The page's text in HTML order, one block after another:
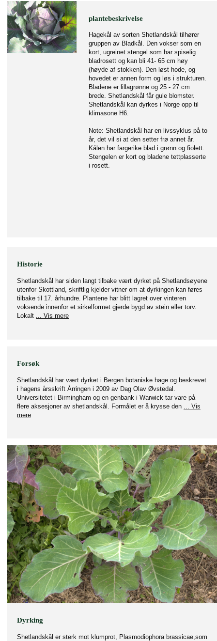
plantebeskrivelse
Hagekål av sorten Shetlandskål tilhører
gruppen av Bladkål. Den vokser som en
kort, ugreinet stengel som har spiselig
bladrosett og kan bli 41- 65 cm høy
(høyde af stokken). Den løst hode, og
hovedet er annen form og løs i strukturen.
Bladene er lillagrønne og 25 - 27 cm
brede. Shetlandskål får gule blomster.
Shetlandskål kan dyrkes i Norge opp til
klimasone H6.
Note: Shetlandskål har en livssyklus på to
år, det vil si at den setter frø annet år.
Kålen har fargerike blad i grønn og fiolett.
Stengelen er kort og bladene tettplasserte
i rosett.
Historie
Shetlandskål har siden langt tilbake vært dyrket på Shetlandsøyene
utenfor Skottland, skriftlig kjelder vitner om at dyrkingen kan føres
tilbake til 17. århundre. Plantene har blitt lagret over vinteren
voksende innenfor et sirkelformet gjerde bygd av stein eller torv.
Lokalt
... Vis mere
Forsøk
Shetlandskål har vært dyrket i Bergen botaniske hage og beskrevet
i hagens årsskrift Årringen i 2009 av Dag Olav Øvstedal.
Universitetet i Birmingham og en genbank i Warwick tar vare på
flere aksesjoner av shetlandskål. Formålet er å krysse den
... Vis
mere
Dyrking
Shetlandskål er sterk mot klumprot, Plasmodiophora brassicae,som